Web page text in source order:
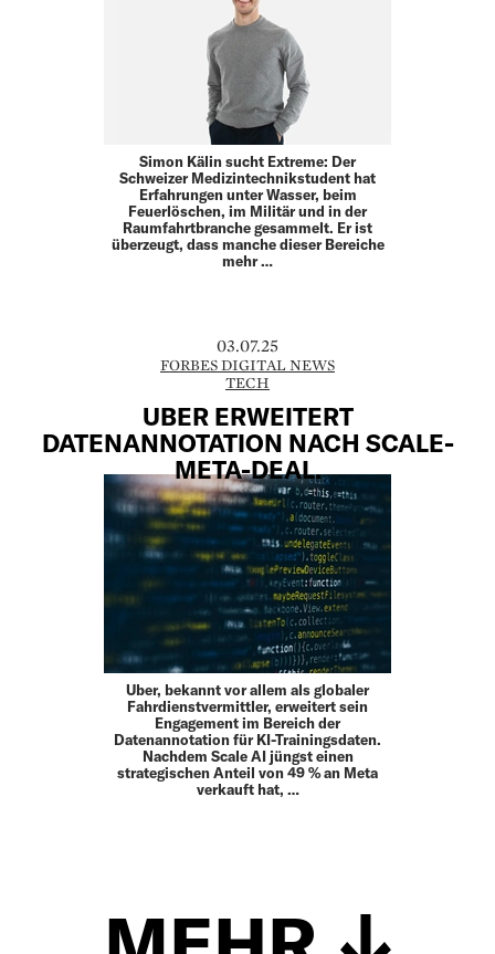
Simon Kälin sucht Extreme: Der
Schweizer Medizintechnikstudent hat
Erfahrungen unter Wasser, beim
Feuerlöschen, im Militär und in der
Raumfahrtbranche gesammelt. Er ist
überzeugt, dass manche dieser Bereiche
mehr …
03.07.25
FORBES DIGITAL NEWS
TECH
UBER ERWEITERT
DATENANNOTATION NACH SCALE-
META-DEAL.
Uber, bekannt vor allem als globaler
Fahrdienstvermittler, erweitert sein
Engagement im Bereich der
Datenannotation für KI-Trainingsdaten.
Nachdem Scale AI jüngst einen
strategischen Anteil von 49 % an Meta
verkauft hat, …